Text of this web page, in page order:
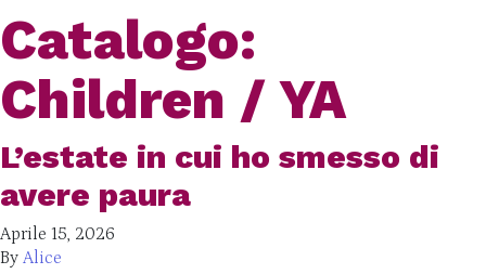
Catalogo:
Children / YA
L’estate in cui ho smesso di
avere paura
Aprile 15, 2026
By Alice